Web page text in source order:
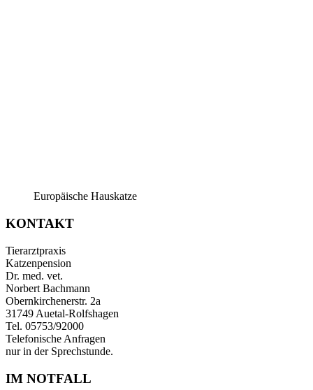
Europäische Hauskatze
KONTAKT
Tierarztpraxis
Katzenpension
Dr. med. vet.
Norbert Bachmann
Obernkirchenerstr. 2a
31749 Auetal-Rolfshagen
Tel. 05753/92000
Telefonische Anfragen
nur in der Sprechstunde.
IM NOTFALL